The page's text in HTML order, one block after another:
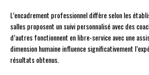
L’encadrement professionnel diffère selon les
salles proposent un suivi personnalisé avec des
d’autres fonctionnent en libre-service avec une
dimension humaine influence significativement
résultats obtenus.